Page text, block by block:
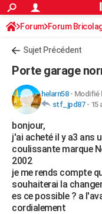
ACTUALITÉS
Politique
Société
Faits Divers
Education
Monde
Villes
+
FINANCE
Retraite
Impôts
Epargne
Immobilier
Risques naturels par ville
Banque
Assurance
Crédit
AUTO
Essais
Réserver un essai
Citadines
Berlines
SUV
Forum auto
+HIGH-TECH
Mobiles
Meilleur smartphone
Internet
Ordinateurs
Jeux vidéo
Guide high-tech
+BRICOLAGE
Forum
Aménagement intérieur
Extérieur
Cuisine
Salle de bains
Jardinage
Rangement
WEEK-END
Guides de France
Escapades
Patrimoine
Expositions
Musées
Week-end nature
LIFESTYLE
Forum Forum
Sujet Précédent
Porte garage
helarn58- Modifié
stf_jpd87- 15
bonjour,
j'ai acheté il y a3 ans
coulissante marque
2002
je me rends compte
souhaiterai la
es ce possible ? a
cordialement